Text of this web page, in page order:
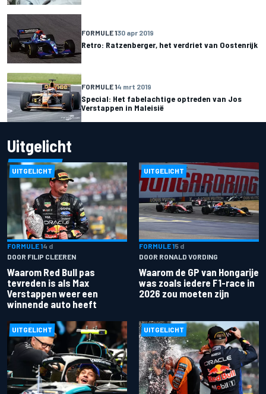
FORMULE 130 apr 2019
Retro: Ratzenberger, het verdriet van Oostenrijk
FORMULE 14 mrt 2019
Special: Het fabelachtige optreden van Jos
Verstappen in Maleisië
Uitgelicht
UITGELICHT
FORMULE 14 d
DOOR FILIP CLEEREN
Waarom Red Bull pas
tevreden is als Max
Verstappen weer een
winnende auto heeft
UITGELICHT
FORMULE 15 d
DOOR RONALD VORDING
Waarom de GP van Hongarije
was zoals iedere F1-race in
2026 zou moeten zijn
UITGELICHT UITGELICHT